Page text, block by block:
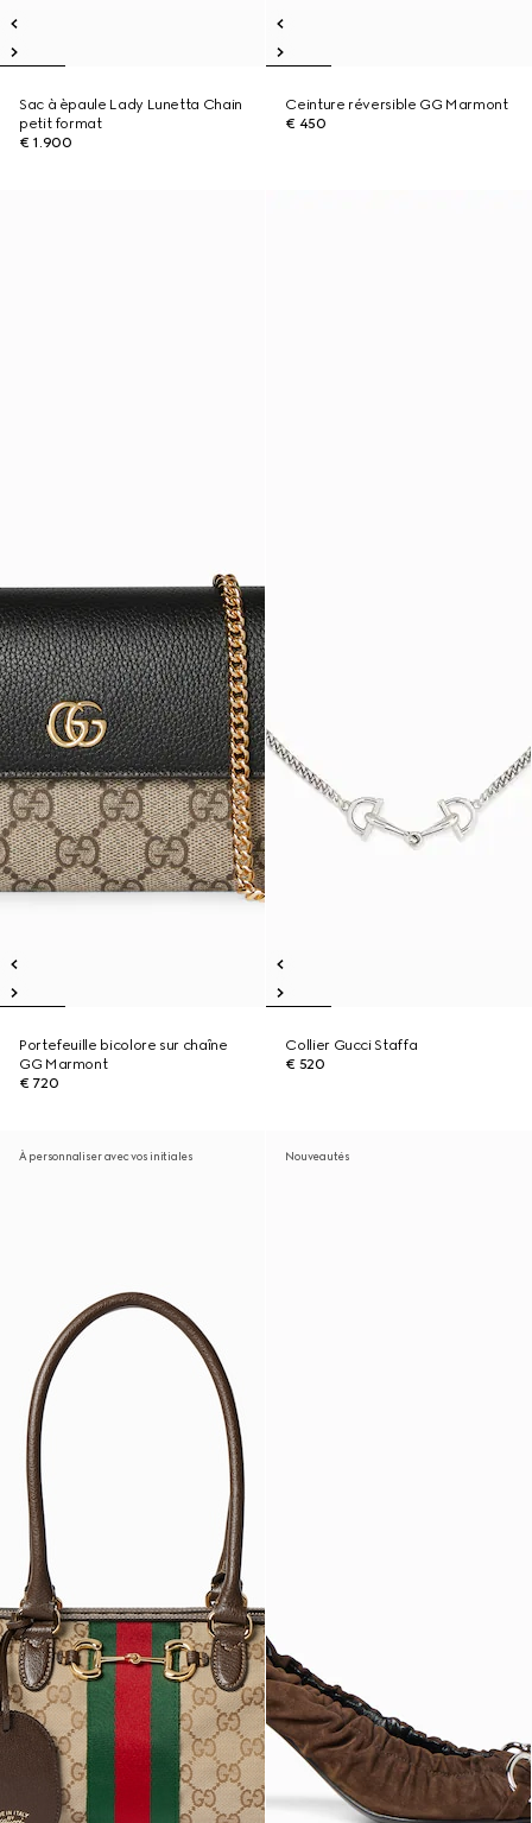
Sac à èpaule Lady Lunetta Chain
petit format
€ 1.900
Ceinture réversible GG Marmont
€ 450
Portefeuille bicolore sur chaîne
GG Marmont
€ 720
Collier Gucci Staffa
€ 520
À personnaliser avec vos initiales Nouveautés